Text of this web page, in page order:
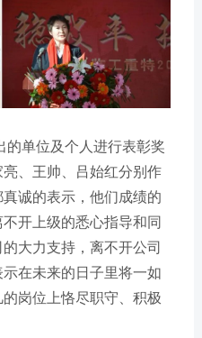
单位及个人进行表彰奖
、王帅、吕始红分别作
诚的表示，他们成绩的
开上级的悉心指导和同
大力支持，离不开公司
在未来的日子里将一如
岗位上恪尽职守、积极